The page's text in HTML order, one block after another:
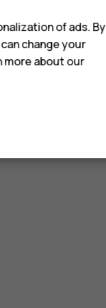
of ads. By
change your
more about our